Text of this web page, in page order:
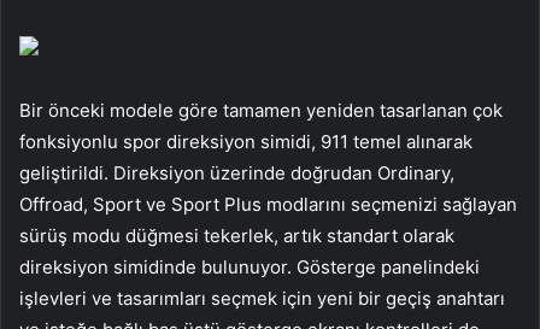
Bir önceki modele göre tamamen yeniden tasarlanan çok
fonksiyonlu spor direksiyon simidi, 911 temel alınarak
geliştirildi. Direksiyon üzerinde doğrudan Ordinary,
Offroad, Sport ve Sport Plus modlarını seçmenizi sağlayan
sürüş modu düğmesi tekerlek, artık standart olarak
direksiyon simidinde bulunuyor. Gösterge panelindeki
işlevleri ve tasarımları seçmek için yeni bir geçiş anahtarı